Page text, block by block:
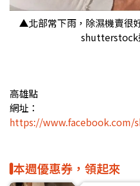
▲北部常下雨，除濕機賣很
shutterstock
高雄點
網址：
https://www.facebook.com/
本週優惠券，領起來